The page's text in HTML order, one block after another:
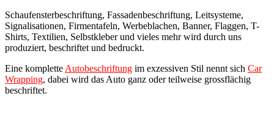
Schaufensterbeschriftung, Fassadenbeschriftung, Leitsysteme,
Signalisationen, Firmentafeln, Werbeblachen, Banner, Flaggen, T-
Shirts, Textilien, Selbstkleber und vieles mehr wird durch uns
produziert, beschriftet und bedruckt.
Eine komplette Autobeschriftung im exzessiven Stil nennt sich Car
Wrapping, dabei wird das Auto ganz oder teilweise grossflächig
beschriftet.